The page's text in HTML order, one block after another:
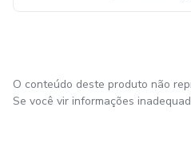
O conteúdo deste produto não
Se você vir informações